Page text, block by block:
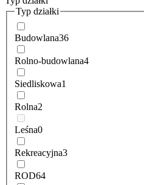
Typ działki
Budowlana36
Rolno-budowlana4
Siedliskowa1
Rolna2
Leśna0
Rekreacyjna3
ROD64